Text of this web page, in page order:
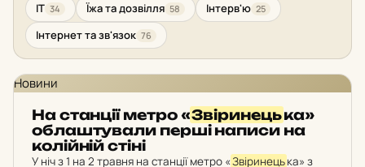
IT 34 Їжа та дозвілля 58 Інтерв'ю 25
Інтернет та зв'язок 76
Новини
На стан­ції метро «Зві­ри­нець­ка»
об­лаш­ту­ва­ли перші написи на
ко­лій­ній стіні
У ніч з 1 на 2 травня на станції метро «Звіринецька» з